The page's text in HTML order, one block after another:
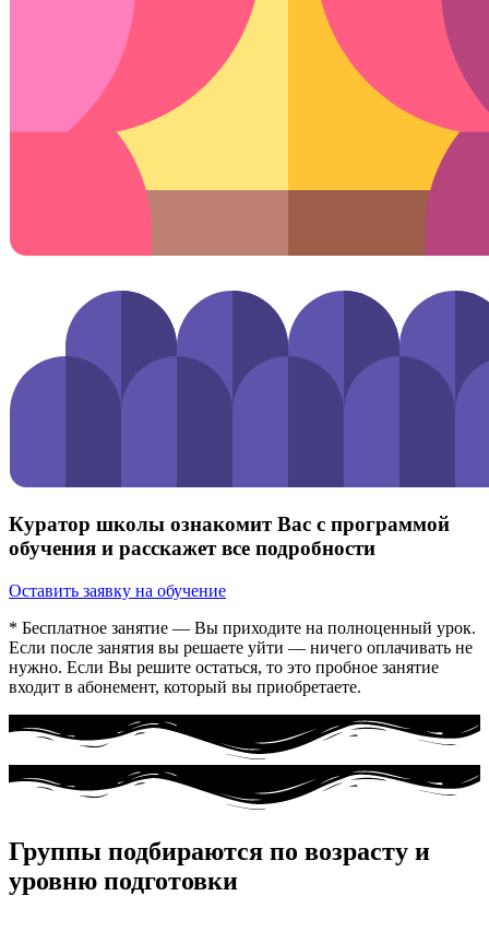
Куратор школы ознакомит Вас с программой
обучения и расскажет все подробности
Оставить заявку на обучение
* Бесплатное занятие — Вы приходите на полноценный урок.
Если после занятия вы решаете уйти — ничего оплачивать не
нужно. Если Вы решите остаться, то это пробное занятие
входит в абонемент, который вы приобретаете.
Группы подбираются по возрасту и
уровню подготовки